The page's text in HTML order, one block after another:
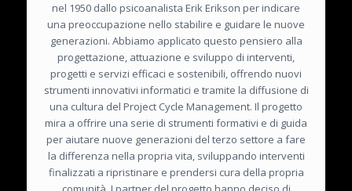
nel 1950 dallo psicoanalista Erik Erikson per indicare
una preoccupazione nello stabilire e guidare le nuove
generazioni. Abbiamo applicato questo pensiero alla
progettazione, attuazione e sviluppo di interventi,
progetti e servizi efficaci e sostenibili, offrendo nuovi
strumenti innovativi informatici e tramite la diffusione di
una cultura del Project Cycle Management. Il progetto
mira a offrire una serie di strumenti formativi e di guida
per aiutare nuove generazioni del terzo settore a fare
la differenza nella propria vita, sviluppando interventi
finalizzati a ripristinare e prendersi cura della propria